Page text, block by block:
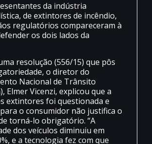
da indústria
de extintores de incêndio,
regulatórios compareceram à
os dois lados da
resolução (556/15) que pôs
o diretor do
Nacional de Trânsito
Elmer Vicenzi, explicou que a
extintores foi questionada e
o consumidor não justifica o
torná-lo obrigatório. “A
dos veículos diminuiu em
e a tecnologia fez com que